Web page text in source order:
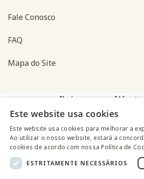
Fale Conosco
FAQ
Mapa do Site
Baixe o app
Este website usa cookies
Este website usa cookies para melhorar a
Ao utilizar o nosso website, estará a
cookies de acordo com nossa Política de
ESTRITAMENTE NECESSÁRIOS